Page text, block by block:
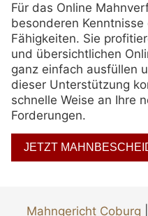
Für das Online
besonderen
Fähigkeiten. Sie
und übersichtlichen
ganz einfach ausfüllen
dieser Unterstützung
schnelle Weise an Ihre
Forderungen.
JETZT
Mahngericht Coburg